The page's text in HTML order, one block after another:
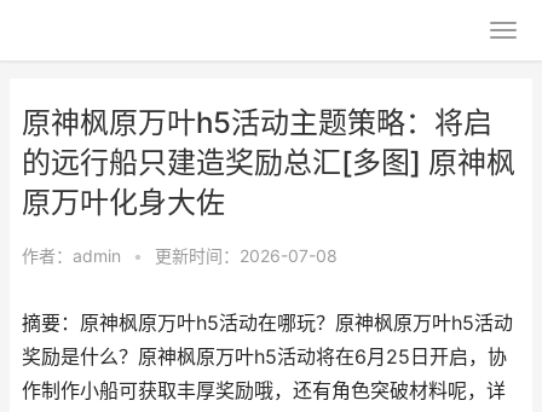
原神枫原万叶h5活动主题策略：将启
的远行船只建造奖励总汇[多图] 原神枫
原万叶化身大佐
作者： admin • 更新时间：2026-07-08
摘要：原神枫原万叶h5活动在哪玩？原神枫原万叶h5活动
奖励是什么？原神枫原万叶h5活动将在6月25日开启，协
作制作小船可获取丰厚奖励哦，还有角色突破材料呢，详